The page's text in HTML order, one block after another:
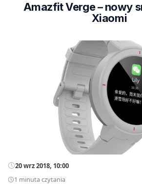
Amazfit Verge – nowy
Xiaomi
20 wrz 2018, 10:00
1 minuta czytania